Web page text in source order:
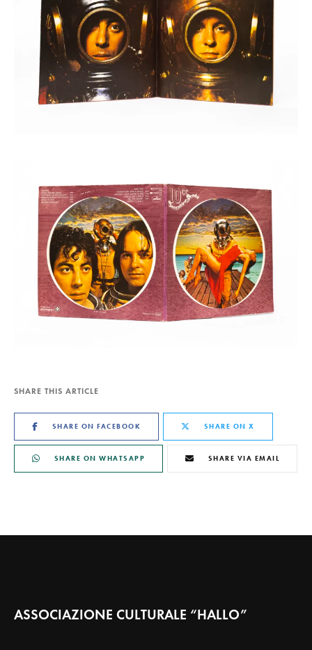
SHARE THIS ARTICLE
SHARE ON FACEBOOK SHARE ON X
SHARE ON WHATSAPP SHARE VIA EMAIL
ASSOCIAZIONE CULTURALE “HALLO”